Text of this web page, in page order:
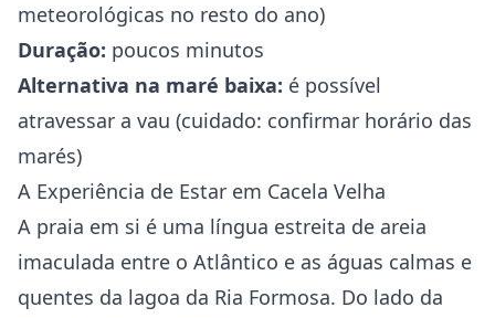
meteorológicas no resto do ano)
Duração: poucos minutos
Alternativa na maré baixa: é possível
atravessar a vau (cuidado: confirmar horário das
marés)
A Experiência de Estar em Cacela Velha
A praia em si é uma língua estreita de areia
imaculada entre o Atlântico e as águas calmas e
quentes da lagoa da Ria Formosa. Do lado da